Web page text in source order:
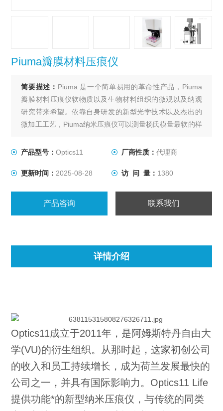
Piuma瓣膜材料压痕仪
简要描述： Piuma 是一个简单易用的革命性产品，Piuma
瓣膜材料压痕仪软物质以及生物材料组织的微观以及纳观
研究带来希望。依靠自身研发的新型光学技术以及杰出的
微加工工艺，Piuma纳米压痕仪可以测量杨氏模量最软的样
中测试样品。其操作非常简单易学，只需将探头插入仪器
产品型号：Optics11 厂商性质： 代理商
更新时间： 2025-08-28 访 问 量： 1380
产品咨询 联系我们
详情介绍
Optics11成立于2011年，是阿姆斯特丹自由大
学(VU)的衍生组织。从那时起，这家初创公司
的收入和员工持续增长，成为荷兰发展最快的
公司之一，并具有国际影响力。Optics11 Life
提供功能*的新型纳米压痕仪，与传统的同类